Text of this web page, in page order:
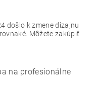
došlo k zmene dizajnu
Môžete zakúpiť
na profesionálne